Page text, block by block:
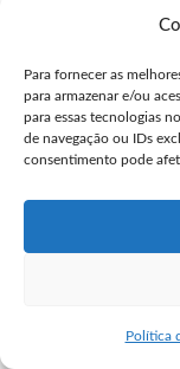
Para fornecer as
para armazenar e/ou
para essas tecnologias
de navegação ou IDs
consentimento pode
Política